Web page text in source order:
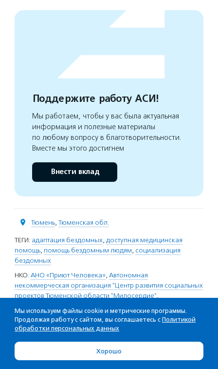
Поддержите работу АСИ!
Мы работаем, чтобы у вас была актуальная
информация и полезные материалы
по любому вопросу в благотворительности.
Вместе мы этого достигнем
Внести вклад
Тюмень, Тюменская обл.
ТЕГИ: адаптация бездомных, доступная медицинская
помощь, помощь бездомным людям, социализация
бездомных
НКО: АНО «Приют Человека», Автономная
некоммерческая организация "Центр развития социальных
проектов Тюменской области "Милосердие",
организация «Справедливая помощь Доктора Лизы»
Фонд-оператор президентских грантов по развитию
Мы используем файлы cookie и метрические программы.
Продолжая работу с сайтом, вы соглашаетесь с Политикой
обработки персональных данных
Хорошо